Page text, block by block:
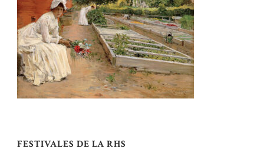
FESTIVALES DE LA RHS